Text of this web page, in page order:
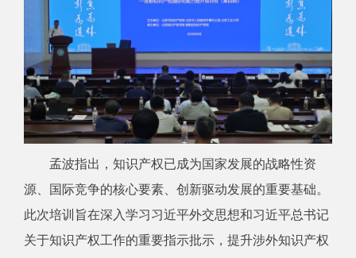
孟波指出，知识产权已成为国家发展的战略性资
源、国际竞争的核心要素、创新驱动发展的重要基础。
此次培训旨在深入学习习近平外交思想和习近平总书记
关于知识产权工作的重要指示批示，提升涉外知识产权